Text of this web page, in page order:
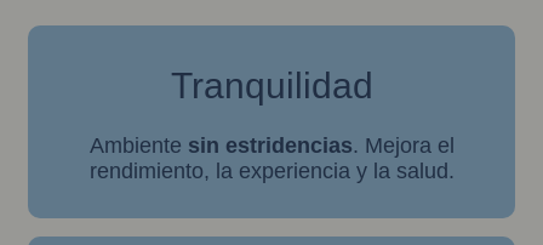
Tranquilidad
Ambiente sin estridencias. Mejora el
rendimiento, la experiencia y la salud.